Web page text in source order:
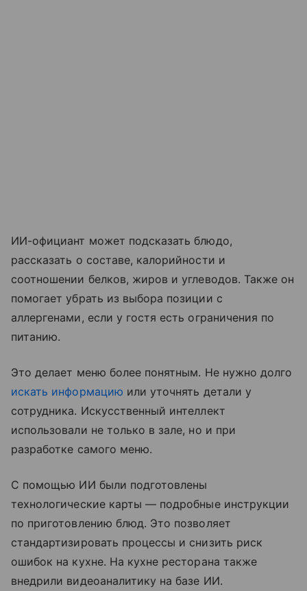
ИИ-официант может подсказать блюдо,
рассказать о составе, калорийности и
соотношении белков, жиров и углеводов. Также он
помогает убрать из выбора позиции с
аллергенами, если у гостя есть ограничения по
питанию.
Это делает меню более понятным. Не нужно долго
искать информацию или уточнять детали у
сотрудника. Искусственный интеллект
использовали не только в зале, но и при
разработке самого меню.
С помощью ИИ были подготовлены
технологические карты — подробные инструкции
по приготовлению блюд. Это позволяет
стандартизировать процессы и снизить риск
ошибок на кухне. На кухне ресторана также
внедрили видеоаналитику на базе ИИ.